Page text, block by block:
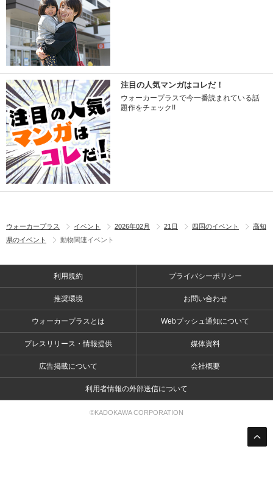
注目の人気マンガはコレだ！
ウォーカープラスで今一番読まれている話
題作をチェック!!
ウォーカープラス イベント 2026年02月 21日 四国のイベント
高知
県のイベント
動物関連イベント
利用規約 プライバシーポリシー
推奨環境 お問い合わせ
ウォーカープラスとは Webプッシュ通知について
プレスリリース・情報提供 媒体資料
広告掲載について 会社概要
利用者情報の外部送信について
©KADOKAWA CORPORATION